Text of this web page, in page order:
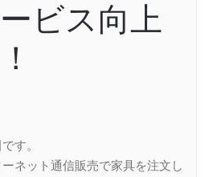
ビス向上
す。
ネット通信販売で家具を注文し